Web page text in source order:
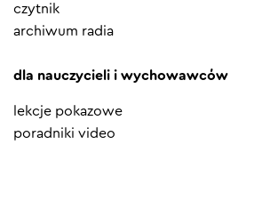
czytnik
archiwum radia
dla nauczycieli i wychowawców
lekcje pokazowe
poradniki video